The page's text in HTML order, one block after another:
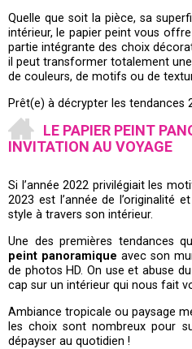
Quelle que soit la pièce, sa
intérieur, le papier peint vous
partie intégrante des choix
il peut transformer totalement
de couleurs, de motifs ou de
Prêt(e) à décrypter les tendances
LE PAPIER PEINT
INVITATION AU VOYAGE
Si l’année 2022 privilégiait les
2023 est l’année de l’originalité
style à travers son intérieur.
Une des premières tendances
peint panoramique avec son
de photos HD. On use et abuse
cap sur un intérieur qui nous fait
Ambiance tropicale ou paysage
les choix sont nombreux pour
dépayser au quotidien !